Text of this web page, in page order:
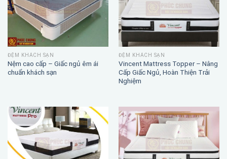
ĐỆM KHÁCH SẠN
Nệm cao cấp – Giấc ngủ êm ái
chuẩn khách sạn
ĐỆM KHÁCH SẠN
Vincent Mattress Topper – Nâng
Cấp Giấc Ngủ, Hoàn Thiện Trải
Nghiệm